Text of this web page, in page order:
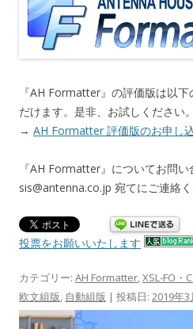
『AH Formatter』の評価版は以
だけます。是非、お試しください。
→ AH Formatter 評価版のお申し
『AH Formatter』についてお問
sis@antenna.co.jp 宛てにご連絡く
投票をお願いいたします
カテゴリー: AH Formatter XSL-FO・
欧文組版 自動組版 | 投稿日: 2019年3